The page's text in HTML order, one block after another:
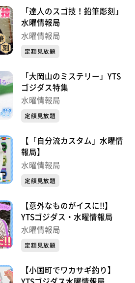
「達人のスゴ技！鉛筆彫刻」
水曜情報局
水曜情報局
定額見放題
「大岡山のミステリー」YTS
ゴジダス特集
水曜情報局
定額見放題
【「自分流カスタム」水曜情
報局】
水曜情報局
定額見放題
【意外なものがイスに!!】
YTSゴジダス・水曜情報局
水曜情報局
定額見放題
【小国町でワカサギ釣り】